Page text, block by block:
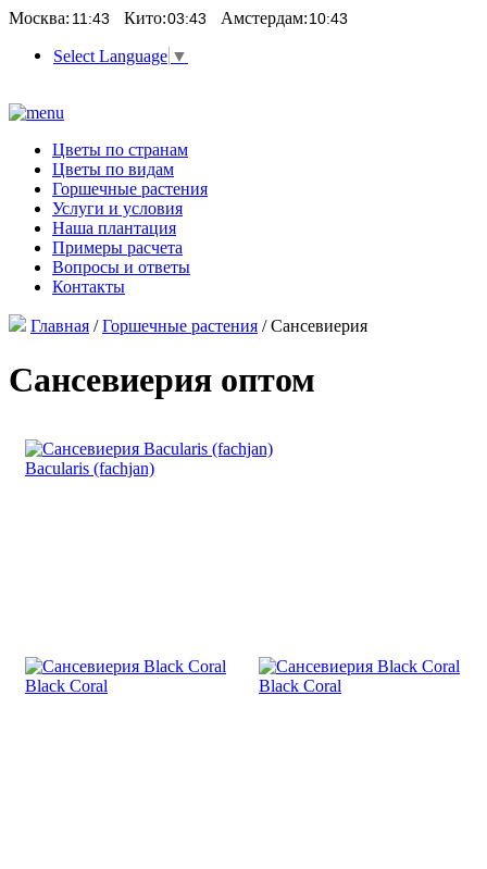
Москва: Кито: Амстердам:
Select Language ▼
Цветы по странам
Цветы по видам
Горшечные растения
Услуги и условия
Наша плантация
Примеры расчета
Вопросы и ответы
Контакты
Главная /Горшечные растения / Сансевиерия
Сансевиерия оптом
Bacularis (fachjan)
Black Coral Black Coral